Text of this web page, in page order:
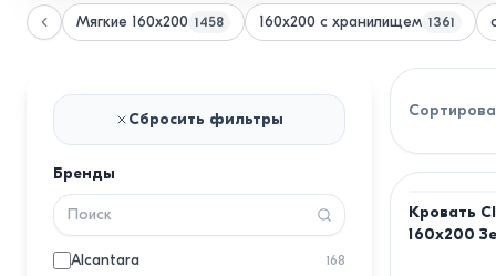
Мягкие 160x200 1458 160x200 с хранилищем 1361
Сбросить фильтры
Бренды
Alcantara 168
Кровать
160x200